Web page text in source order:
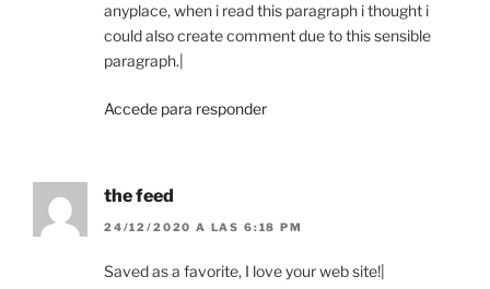
anyplace, when i read this paragraph i thought i
could also create comment due to this sensible
paragraph.|
Accede para responder
the feed
24/12/2020 A LAS 6:18 PM
Saved as a favorite, I love your web site!|